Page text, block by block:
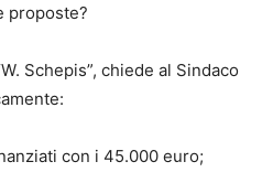
proposte?
Schepis”, chiede al Sindaco
con i 45.000 euro;